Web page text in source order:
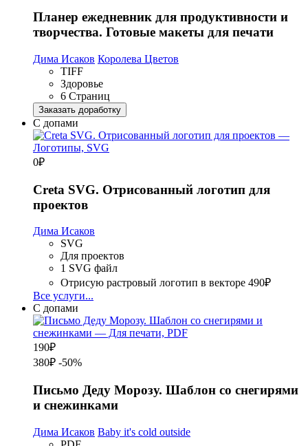
Планер ежедневник для продуктивности и
творчества. Готовые макеты для печати
Дима Исаков Королева Цветов
TIFF
Здоровье
6 Страниц
Заказать доработку
С допами
0₽
Creta SVG. Отрисованный логотип для
проектов
Дима Исаков
SVG
Для проектов
1 SVG файл
Отрисую растровый логотип в векторе 490₽
Все услуги...
С допами
190₽
380₽ -50%
Письмо Деду Морозу. Шаблон со снегирями
и снежинками
Дима Исаков Baby it's cold outside